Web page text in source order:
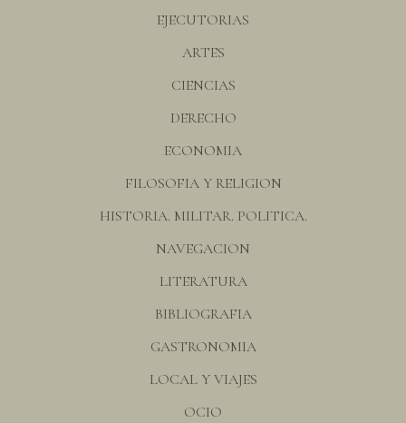
EJECUTORIAS
ARTES
CIENCIAS
DERECHO
ECONOMIA
FILOSOFIA Y RELIGION
HISTORIA. MILITAR. POLITICA.
NAVEGACION
LITERATURA
BIBLIOGRAFIA
GASTRONOMIA
LOCAL Y VIAJES
OCIO